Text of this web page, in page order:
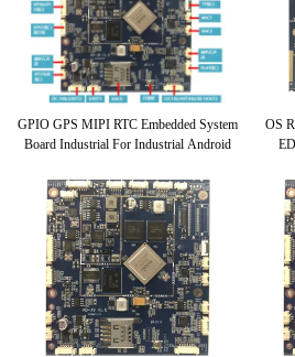
GPIO GPS MIPI RTC Embedded System
Board Industrial For Industrial Android
OS